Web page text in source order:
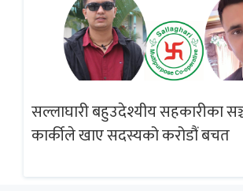
सल्लाघारी बहुउदेश्यीय सहकारीका
कार्कीले खाए सदस्यको करोडौं बचत